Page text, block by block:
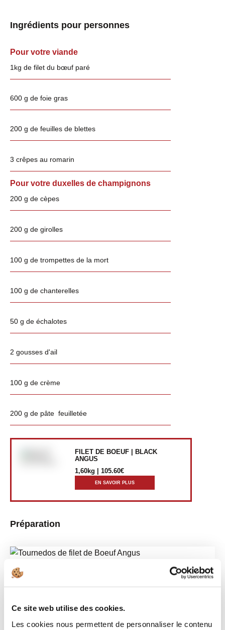
Ce site web utilise des cookies.
Les cookies nous permettent de personnaliser le contenu
Ingrédients pour personnes
Pour votre viande
1kg de filet du bœuf paré
600 g de foie gras
200 g de feuilles de blettes
3 crêpes au romarin
Pour votre duxelles de champignons
200 g de cèpes
200 g de girolles
100 g de trompettes de la mort
100 g de chanterelles
50 g de échalotes
2 gousses d'ail
100 g de crème
200 g de pâte feuilletée
FILET DE BOEUF | BLACK
ANGUS
1,60kg | 105.60€
EN SAVOIR PLUS
Préparation
l’ail haché puis ajoutez la crème et laissez mijoter jusqu’à
ce que le jus soit bien épais.